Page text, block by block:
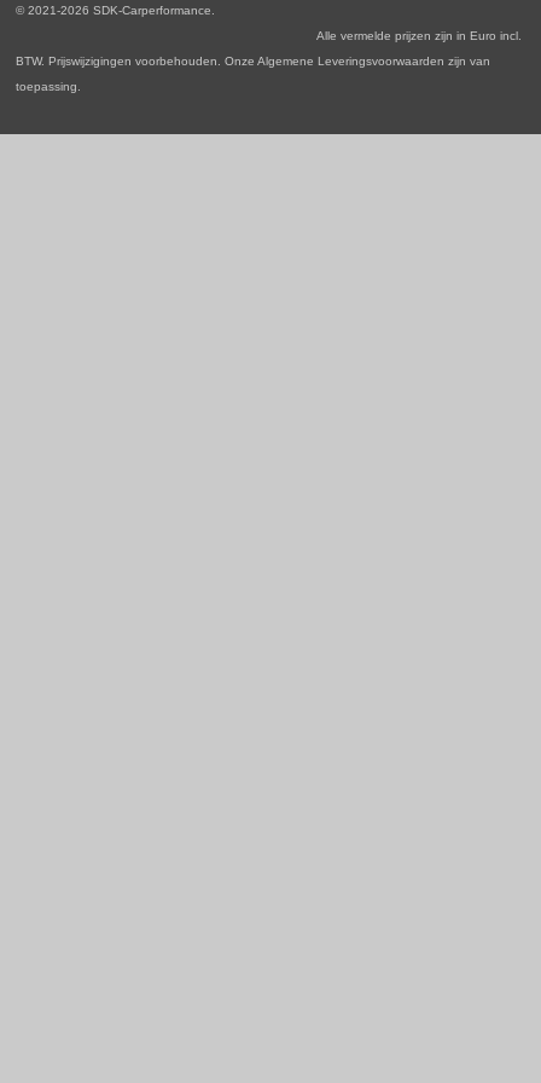
n
© 2021-2026 SDK-Carperformance.
Alle vermelde prijzen zijn in Euro incl.
BTW. Prijswijzigingen voorbehouden. Onze Algemene Leveringsvoorwaarden zijn van
toepassing.